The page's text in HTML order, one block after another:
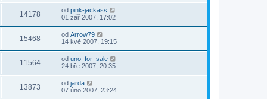
14178 od pink-jackass
01 zář 2007, 17:02
15468 od Arrow79
14 kvě 2007, 19:15
11564 od uno_for_sale
24 bře 2007, 20:35
13873 od jarda
07 úno 2007, 23:24